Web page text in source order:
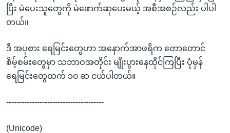
ပြီး မဲပေးသူတွေကို မဲဖောက်ဆုပေးမယ့် အစီအစဉ်လည်း ပါပါ
တယ်။
ဒီ အပုစား ရေမြင်းတွေဟာ အနောက်အာဖရိက တောတောင်
စိမ့်စမ်းတွေမှာ သဘာဝအတိုင်း မျိုးပွားနေထိုင်ကြပြီး ပုံမှန်
ရေမြင်းတွေထက် ၁၀ ဆ ငယ်ပါတယ်။
--------------------------------------
(Unicode)